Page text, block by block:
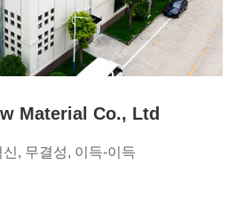
Material Co., Ltd
신, 무결성, 이득-이득